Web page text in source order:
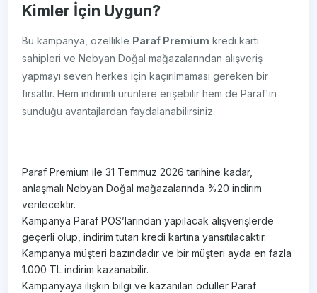
Kimler İçin Uygun?
Bu kampanya, özellikle Paraf Premium kredi kartı
sahipleri ve Nebyan Doğal mağazalarından alışveriş
yapmayı seven herkes için kaçırılmaması gereken bir
fırsattır. Hem indirimli ürünlere erişebilir hem de Paraf'ın
sunduğu avantajlardan faydalanabilirsiniz.
Paraf Premium ile 31 Temmuz 2026 tarihine kadar,
anlaşmalı Nebyan Doğal mağazalarında %20 indirim
verilecektir.
Kampanya Paraf POS’larından yapılacak alışverişlerde
geçerli olup, indirim tutarı kredi kartına yansıtılacaktır.
Kampanya müşteri bazındadır ve bir müşteri ayda en fazla
1.000 TL indirim kazanabilir.
Kampanyaya ilişkin bilgi ve kazanılan ödüller Paraf